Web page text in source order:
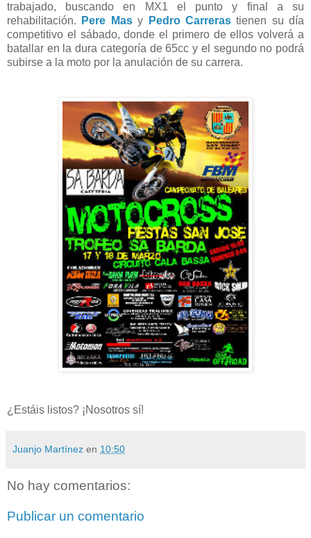
trabajado, buscando en MX1 el punto y final a su
rehabilitación.
Pere Masy Pedro Carrerastienen su día
competitivo el sábado, donde el primero de ellos volverá a
batallar en la dura categoría de 65cc y el segundo no podrá
subirse a la moto por la anulación de su carrera.
¿Estáis listos? ¡Nosotros sí!
Juanjo Martínez en 10:50
No hay comentarios:
Publicar un comentario